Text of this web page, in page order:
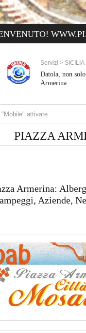
Servizi >
Datola
PIAZZA
Armerina:
Aziende,
ARENA